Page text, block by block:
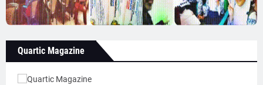
Quartic Magazine